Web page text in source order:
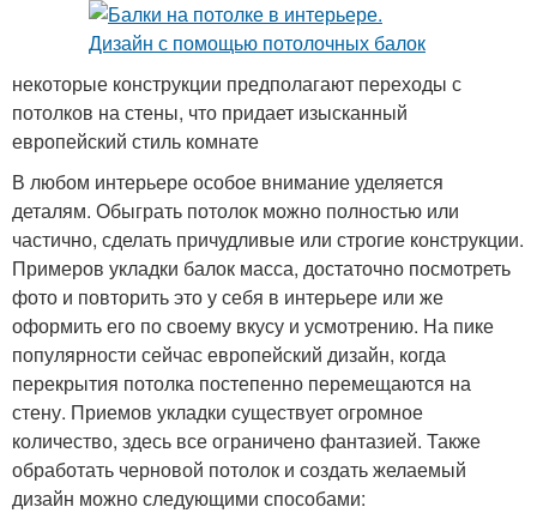
некоторые конструкции предполагают переходы с
потолков на стены, что придает изысканный
европейский стиль комнате
В любом интерьере особое внимание уделяется
деталям. Обыграть потолок можно полностью или
частично, сделать причудливые или строгие конструкции.
Примеров укладки балок масса, достаточно посмотреть
фото и повторить это у себя в интерьере или же
оформить его по своему вкусу и усмотрению. На пике
популярности сейчас европейский дизайн, когда
перекрытия потолка постепенно перемещаются на
стену. Приемов укладки существует огромное
количество, здесь все ограничено фантазией. Также
обработать черновой потолок и создать желаемый
дизайн можно следующими способами: